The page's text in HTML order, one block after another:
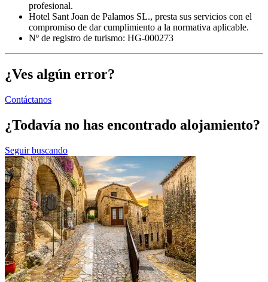
profesional.
Hotel Sant Joan de Palamos SL., presta sus servicios con el
compromiso de dar cumplimiento a la normativa aplicable.
Nº de registro de turismo: HG-000273
¿Ves algún error?
Contáctanos
¿Todavía no has encontrado alojamiento?
Seguir buscando